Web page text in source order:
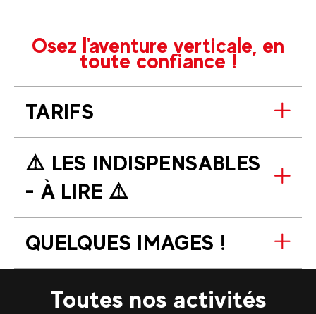
Osez l'aventure verticale, en
toute confiance !
TARIFS
⚠️​ LES INDISPENSABLES
- À LIRE ⚠️
QUELQUES IMAGES !
Toutes nos activités